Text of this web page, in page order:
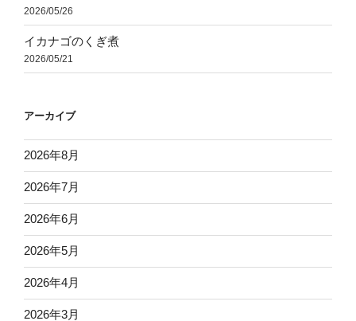
2026/05/26
イカナゴのくぎ煮
2026/05/21
アーカイブ
2026年8月
2026年7月
2026年6月
2026年5月
2026年4月
2026年3月